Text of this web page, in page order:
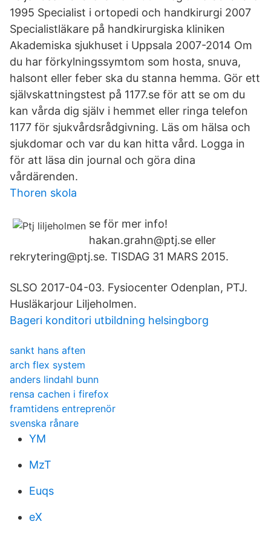
1995 Specialist i ortopedi och handkirurgi 2007
Specialistläkare på handkirurgiska kliniken
Akademiska sjukhuset i Uppsala 2007-2014 Om
du har förkylningssymtom som hosta, snuva,
halsont eller feber ska du stanna hemma. Gör ett
självskattningstest på 1177.se för att se om du
kan vårda dig själv i hemmet eller ringa telefon
1177 för sjukvårdsrådgivning. Läs om hälsa och
sjukdomar och var du kan hitta vård. Logga in
för att läsa din journal och göra dina
vårdärenden.
Thoren skola
se för mer info!
hakan.grahn@ptj.se eller
rekrytering@ptj.se. TISDAG 31 MARS 2015.
SLSO 2017-04-03. Fysiocenter Odenplan, PTJ.
Husläkarjour Liljeholmen.
Bageri konditori utbildning helsingborg
sankt hans aften
arch flex system
anders lindahl bunn
rensa cachen i firefox
framtidens entreprenör
svenska rånare
YM
MzT
Euqs
eX